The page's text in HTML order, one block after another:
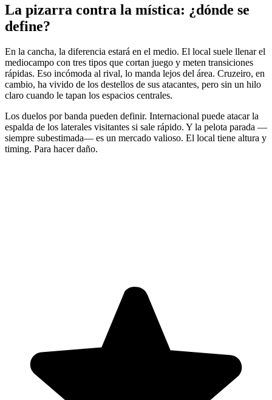
La pizarra contra la mística: ¿dónde se
define?
En la cancha, la diferencia estará en el medio. El local suele llenar el
mediocampo con tres tipos que cortan juego y meten transiciones
rápidas. Eso incómoda al rival, lo manda lejos del área. Cruzeiro, en
cambio, ha vivido de los destellos de sus atacantes, pero sin un hilo
claro cuando le tapan los espacios centrales.
Los duelos por banda pueden definir. Internacional puede atacar la
espalda de los laterales visitantes si sale rápido. Y la pelota parada —
siempre subestimada— es un mercado valioso. El local tiene altura y
timing. Para hacer daño.